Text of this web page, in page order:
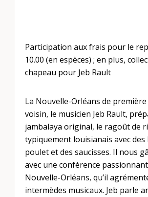
Participation aux frais pour le
10.00 (en espèces) ; en plus,
chapeau pour Jeb Rault
La Nouvelle-Orléans de
voisin, le musicien Jeb Rault,
jambalaya original, le ragoût de
typiquement louisianais avec des
poulet et des saucisses. Il nous
avec une conférence
Nouvelle-Orléans, qu’il
intermèdes musicaux. Jeb parle